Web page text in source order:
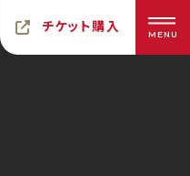
チケット購入 MENU